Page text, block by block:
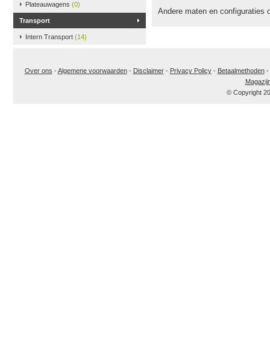
Plateauwagens (0)
Transport
Intern Transport (14)
Andere maten en configuraties
Over ons -Algemene voorwaarden- Disclaimer- Privacy Policy- Betaalmethoden-
© Copyright